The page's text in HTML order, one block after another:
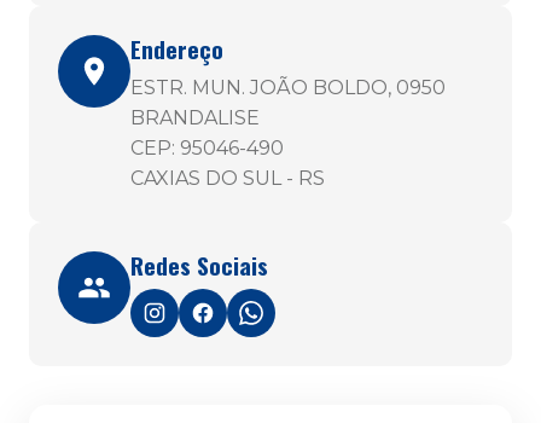
Endereço
ESTR. MUN. JOÃO BOLDO, 0950
BRANDALISE
CEP: 95046-490
CAXIAS DO SUL - RS
Redes Sociais